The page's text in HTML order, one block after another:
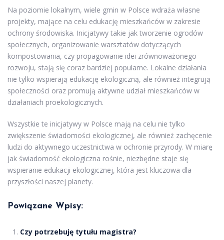
Na poziomie lokalnym, wiele gmin w Polsce wdraża własne
projekty, mające na celu edukację mieszkańców w zakresie
ochrony środowiska. Inicjatywy takie jak tworzenie ogrodów
społecznych, organizowanie warsztatów dotyczących
kompostowania, czy propagowanie idei zrównoważonego
rozwoju, stają się coraz bardziej popularne. Lokalne działania
nie tylko wspierają edukację ekologiczną, ale również integrują
społeczności oraz promują aktywne udział mieszkańców w
działaniach proekologicznych.
Wszystkie te inicjatywy w Polsce mają na celu nie tylko
zwiększenie świadomości ekologicznej, ale również zachęcenie
ludzi do aktywnego uczestnictwa w ochronie przyrody. W miarę
jak świadomość ekologiczna rośnie, niezbędne staje się
wspieranie edukacji ekologicznej, która jest kluczowa dla
przyszłości naszej planety.
Powiązane Wpisy:
Czy potrzebuję tytułu magistra?